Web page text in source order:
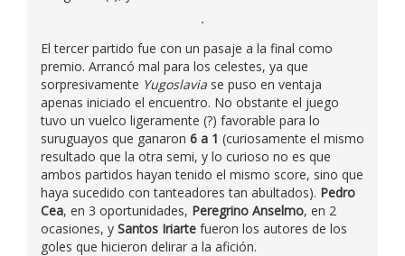
El tercer partido fue con un pasaje a la final como
premio. Arrancó mal para los celestes, ya que
sorpresivamente Yugoslavia se puso en ventaja
apenas iniciado el encuentro. No obstante el juego
tuvo un vuelco ligeramente (?) favorable para lo
suruguayos que ganaron 6 a 1 (curiosamente el mismo
resultado que la otra semi, y lo curioso no es que
ambos partidos hayan tenido el mismo score, sino que
haya sucedido con tanteadores tan abultados). Pedro
Cea, en 3 oportunidades, Peregrino Anselmo, en 2
ocasiones, y Santos Iriarte fueron los autores de los
goles que hicieron delirar a la afición.